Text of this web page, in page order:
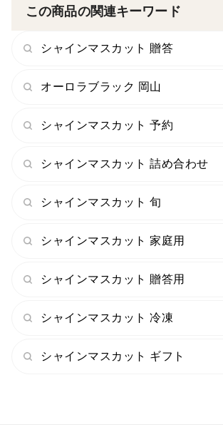
この商品の関連キーワード
シャインマスカット 贈答
オーロラブラック 岡山
シャインマスカット 予約
シャインマスカット 詰め合わせ
シャインマスカット 旬
シャインマスカット 家庭用
シャインマスカット 贈答用
シャインマスカット 冷凍
シャインマスカット ギフト